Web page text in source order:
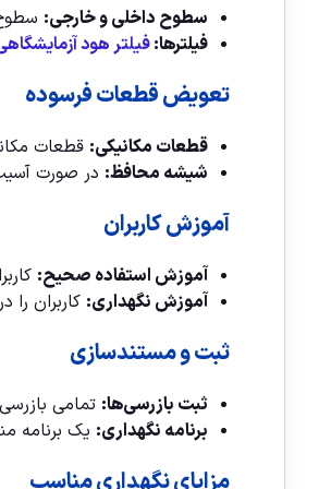
سطوح داخلی و خارجی:
فیلترها:فیلتر هود
تعویض قطعات فرسوده
قطعات مکانیکی: قطعات
شیشه محافظ: در صورت
آموزش کاربران
آموزش استفاده صحیح:
آموزش نگهداری: کاربران
ثبت و مستندسازی
ثبت بازرسی‌ها: تمامی
برنامه نگهداری: یک برنامه